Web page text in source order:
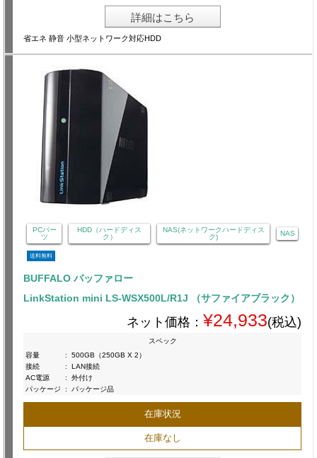
詳細はこちら
省エネ 静音 小型ネットワーク対応HDD
PCパー
ツ
HDD（ハードディス
ク）
NAS(ネットワークハードディス
ク)
NAS
送料無料
BUFFALO バッファロー
LinkStation mini LS-WSX500L/R1J （サファイアブラック）
ネット価格： ¥24,933(税込)
スペック
容量
:
500GB（250GB X 2）
接続
:
LAN接続
AC電源
:
外付け
パッケージ
: パッケージ品
在庫状況
在庫なし